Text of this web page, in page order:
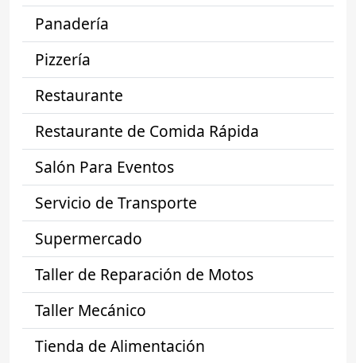
Panadería
Pizzería
Restaurante
Restaurante de Comida Rápida
Salón Para Eventos
Servicio de Transporte
Supermercado
Taller de Reparación de Motos
Taller Mecánico
Tienda de Alimentación